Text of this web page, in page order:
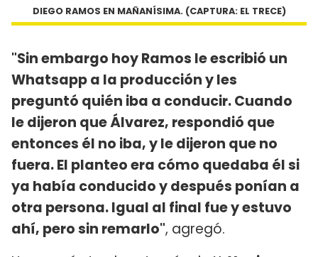
DIEGO RAMOS EN MAÑANÍSIMA. (CAPTURA: EL TRECE)
"Sin embargo hoy Ramos le escribió un
Whatsapp a la producción y les
preguntó quién iba a conducir. Cuando
le dijeron que Álvarez, respondió que
entonces él no iba, y le dijeron que no
fuera. El planteo era cómo quedaba él si
ya había conducido y después ponían a
otra persona. Igual al final fue y estuvo
ahí, pero sin remarlo", agregó.